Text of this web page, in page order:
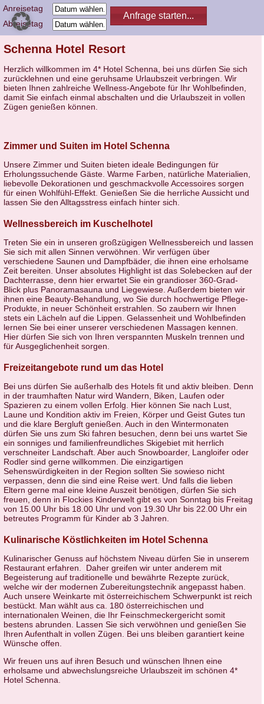
Anreisetag
Abreisetag
Schenna Hotel Resort
Herzlich willkommen im 4* Hotel Schenna, bei uns dürfen Sie sich
zurücklehnen und eine geruhsame Urlaubszeit verbringen. Wir
bieten Ihnen zahlreiche Wellness-Angebote für Ihr Wohlbefinden,
damit Sie einfach einmal abschalten und die Urlaubszeit in vollen
Zügen genießen können.
Zimmer und Suiten im Hotel Schenna
Unsere Zimmer und Suiten bieten ideale Bedingungen für
Erholungssuchende Gäste. Warme Farben, natürliche Materialien,
liebevolle Dekorationen und geschmackvolle Accessoires sorgen
für einen Wohlfühl-Effekt. Genießen Sie die herrliche Aussicht und
lassen Sie den Alltagsstress einfach hinter sich.
Wellnessbereich im Kuschelhotel
Treten Sie ein in unseren großzügigen Wellnessbereich und lassen
Sie sich mit allen Sinnen verwöhnen. Wir verfügen über
verschiedene Saunen und Dampfbäder, die ihnen eine erholsame
Zeit bereiten. Unser absolutes Highlight ist das Solebecken auf der
Dachterrasse, denn hier erwartet Sie ein grandioser 360-Grad-
Blick plus Panoramasauna und Liegewiese. Außerdem bieten wir
ihnen eine Beauty-Behandlung, wo Sie durch hochwertige Pflege-
Produkte, in neuer Schönheit erstrahlen. So zaubern wir Ihnen
stets ein Lächeln auf die Lippen. Gelassenheit und Wohlbefinden
lernen Sie bei einer unserer verschiedenen Massagen kennen.
Hier dürfen Sie sich von Ihren verspannten Muskeln trennen und
für Ausgeglichenheit sorgen.
Freizeitangebote rund um das Hotel
Bei uns dürfen Sie außerhalb des Hotels fit und aktiv bleiben. Denn
in der traumhaften Natur wird Wandern, Biken, Laufen oder
Spazieren zu einem vollen Erfolg. Hier können Sie nach Lust,
Laune und Kondition aktiv im Freien, Körper und Geist Gutes tun
und die klare Bergluft genießen. Auch in den Wintermonaten
dürfen Sie uns zum Ski fahren besuchen, denn bei uns wartet Sie
ein sonniges und familienfreundliches Skigebiet mit herrlich
verschneiter Landschaft. Aber auch Snowboarder, Langloifer oder
Rodler sind gerne willkommen. Die einzigartigen
Sehenswürdigkeiten in der Region sollten Sie sowieso nicht
verpassen, denn die sind eine Reise wert. Und falls die lieben
Eltern gerne mal eine kleine Auszeit benötigen, dürfen Sie sich
freuen, denn in Flockies Kinderwelt gibt es von Sonntag bis Freitag
von 15.00 Uhr bis 18.00 Uhr und von 19.30 Uhr bis 22.00 Uhr ein
betreutes Programm für Kinder ab 3 Jahren.
Kulinarische Köstlichkeiten im Hotel Schenna
Kulinarischer Genuss auf höchstem Niveau dürfen Sie in unserem
Restaurant erfahren. Daher greifen wir unter anderem mit
Begeisterung auf traditionelle und bewährte Rezepte zurück,
welche wir der modernen Zubereitungstechnik angepasst haben.
Auch unsere Weinkarte mit österreichischem Schwerpunkt ist reich
bestückt. Man wählt aus ca. 180 österreichischen und
internationalen Weinen, die Ihr Feinschmeckergericht somit
bestens abrunden. Lassen Sie sich verwöhnen und genießen Sie
Ihren Aufenthalt in vollen Zügen. Bei uns bleiben garantiert keine
Wünsche offen.
Wir freuen uns auf ihren Besuch und wünschen Ihnen eine
erholsame und abwechslungsreiche Urlaubszeit im schönen 4*
Hotel Schenna.